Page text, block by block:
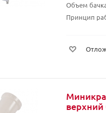
Объем
Принцип
верхний